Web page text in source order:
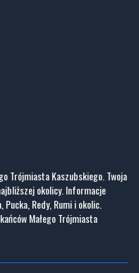
Trójmiasta Kaszubskiego. Twoja
okolicy. Informacje
Redy, Rumi i okolic.
Małego Trójmiasta